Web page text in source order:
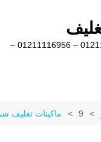
ماكينات تعبئة وتغليف 01211116954 – 01211116956 –
9 ماكينات تغليف